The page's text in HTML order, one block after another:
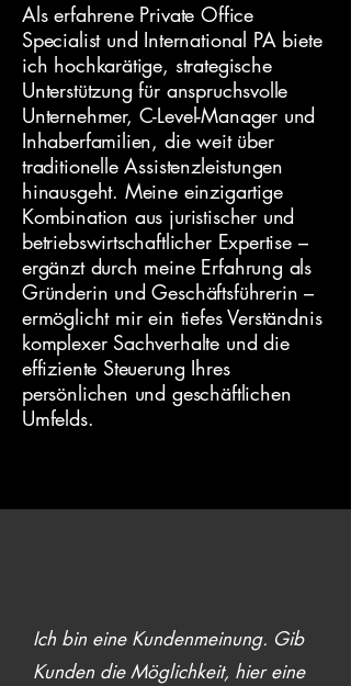
Als erfahrene Private Office
Specialist und International PA biete
ich hochkarätige, strategische
Unterstützung für anspruchsvolle
Unternehmer, C-Level-Manager und
Inhaberfamilien, die weit über
traditionelle Assistenzleistungen
hinausgeht. Meine einzigartige
Kombination aus juristischer und
betriebswirtschaftlicher Expertise –
ergänzt durch meine Erfahrung als
Gründerin und Geschäftsführerin –
ermöglicht mir ein tiefes Verständnis
komplexer Sachverhalte und die
effiziente Steuerung Ihres
persönlichen und geschäftlichen
Umfelds.
Ich bin eine Kundenmeinung. Gib
Kunden die Möglichkeit, hier eine